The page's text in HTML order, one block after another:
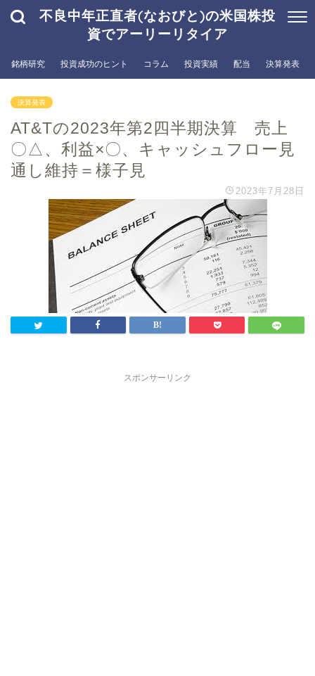
不良中年正直者(なおびと)の米国株投
資でアーリーリタイア
銘柄研究 投資成功のヒント コラム 投資実績 配当 決算発表
決算発表
AT&Tの2023年第2四半期決算 売上
〇△、利益×〇、キャッシュフロー見
通し維持＝様子見
2023年7月28日
スポンサーリンク